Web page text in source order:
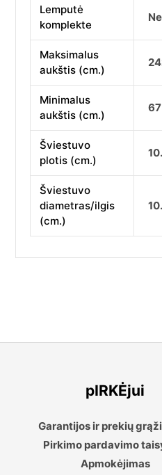
Lemputė
komplekte
Ne
Maksimalus
aukštis (cm.)
Minimalus
aukštis (cm.)
67
Šviestuvo
plotis (cm.)
Šviestuvo
diametras/ilgis
(cm.)
pIRKĖjui
Garantijos ir prekių
Pirkimo pardavimo
Apmokėjimas